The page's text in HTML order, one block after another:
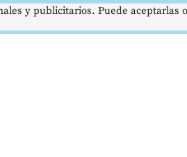
y publicitarios. Puede aceptarlas